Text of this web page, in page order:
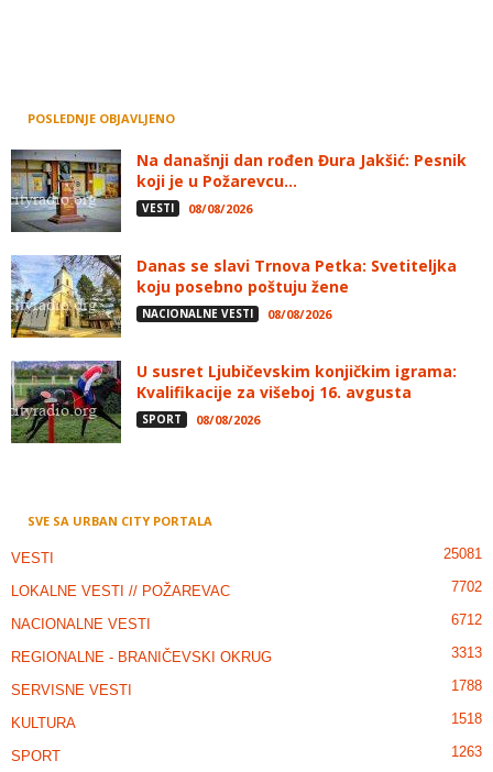
POSLEDNJE OBJAVLJENO
Na današnji dan rođen Đura Jakšić: Pesnik
koji je u Požarevcu...
VESTI 08/08/2026
Danas se slavi Trnova Petka: Svetiteljka
koju posebno poštuju žene
NACIONALNE VESTI 08/08/2026
U susret Ljubičevskim konjičkim igrama:
Kvalifikacije za višeboj 16. avgusta
SPORT 08/08/2026
SVE SA URBAN CITY PORTALA
VESTI 25081
LOKALNE VESTI // POŽAREVAC 7702
NACIONALNE VESTI 6712
REGIONALNE - BRANIČEVSKI OKRUG 3313
SERVISNE VESTI 1788
KULTURA 1518
SPORT 1263